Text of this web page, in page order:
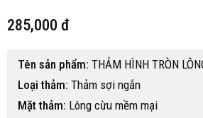
285,000 đ
Tên sản phẩm: THẢM HÌNH TRÒN
Loại thảm: Thảm sợi ngắn
Mặt thảm: Lông cừu mềm mại